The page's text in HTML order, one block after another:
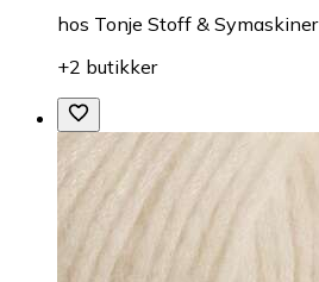
hos Tonje Stoff & Symaskiner
+2 butikker